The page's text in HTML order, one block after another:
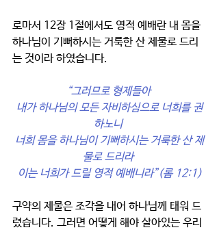
로마서 12장 1절에서도 영적 예배란 내 몸을
하나님이 기뻐하시는 거룩한 산 제물로 드리
는 것이라 하였습니다.
“그러므로 형제들아
내가 하나님의 모든 자비하심으로 너희를 권
하노니
너희 몸을 하나님이 기뻐하시는 거룩한 산 제
물로 드리라
이는 너희가 드릴 영적 예배니라”(롬 12:1)
구약의 제물은 조각을 내어 하나님께 태워 드
렸습니다. 그러면 어떻게 해야 살아있는 우리